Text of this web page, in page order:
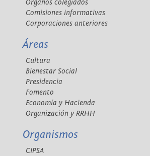
Órganos colegiados
Comisiones informativas
Corporaciones anteriores
Áreas
Cultura
Bienestar Social
Presidencia
Fomento
Economía y Hacienda
Organización y RRHH
Organismos
CIPSA